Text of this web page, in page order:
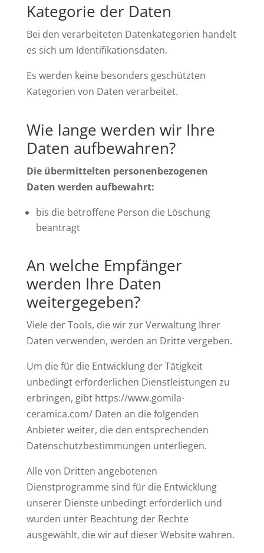
Kategorie der Daten
Bei den verarbeiteten Datenkategorien handelt
es sich um Identifikationsdaten.
Es werden keine besonders geschützten
Kategorien von Daten verarbeitet.
Wie lange werden wir Ihre
Daten aufbewahren?
Die übermittelten personenbezogenen
Daten werden aufbewahrt:
bis die betroffene Person die Löschung
beantragt
An welche Empfänger
werden Ihre Daten
weitergegeben?
Viele der Tools, die wir zur Verwaltung Ihrer
Daten verwenden, werden an Dritte vergeben.
Um die für die Entwicklung der Tätigkeit
unbedingt erforderlichen Dienstleistungen zu
erbringen, gibt https://www.gomila-
ceramica.com/ Daten an die folgenden
Anbieter weiter, die den entsprechenden
Datenschutzbestimmungen unterliegen.
Alle von Dritten angebotenen
Dienstprogramme sind für die Entwicklung
unserer Dienste unbedingt erforderlich und
wurden unter Beachtung der Rechte
ausgewählt, die wir auf dieser Website wahren.